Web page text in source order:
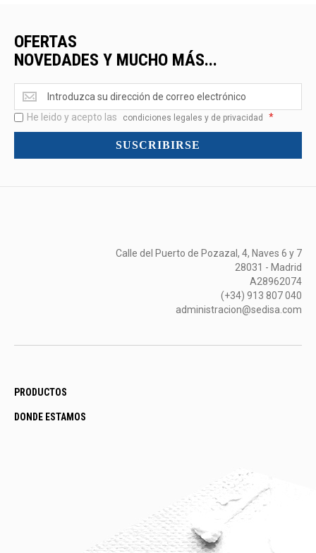
OFERTAS
NOVEDADES Y MUCHO MÁS...
Ofertas
<br>Novedades
y
mucho
He leido y acepto las condiciones legales y de privacidad *
SUSCRIBIRSE
Calle del Puerto de Pozazal, 4, Naves 6 y 7
28031 - Madrid
A28962074
(+34) 913 807 040
administracion@sedisa.com
PRODUCTOS
DONDE ESTAMOS